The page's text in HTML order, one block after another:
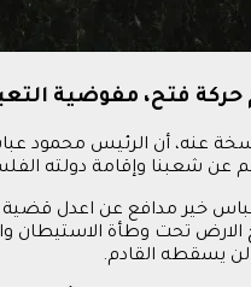
فتح، مفوضية
أن الرئيس محمود عباس
عن شعبنا وإقامة دولته
عباس خير مدافع عن اعدل
تحت وطأة الاستيطان
يسقطه القادم.